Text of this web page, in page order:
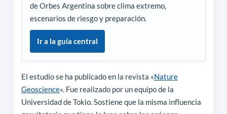
de Orbes Argentina sobre clima extremo,
escenarios de riesgo y preparación.
Ir a la guía central
El estudio se ha publicado en la revista «Nature
Geoscience«. Fue realizado por un equipo de la
Universidad de Tokio. Sostiene que la misma influencia